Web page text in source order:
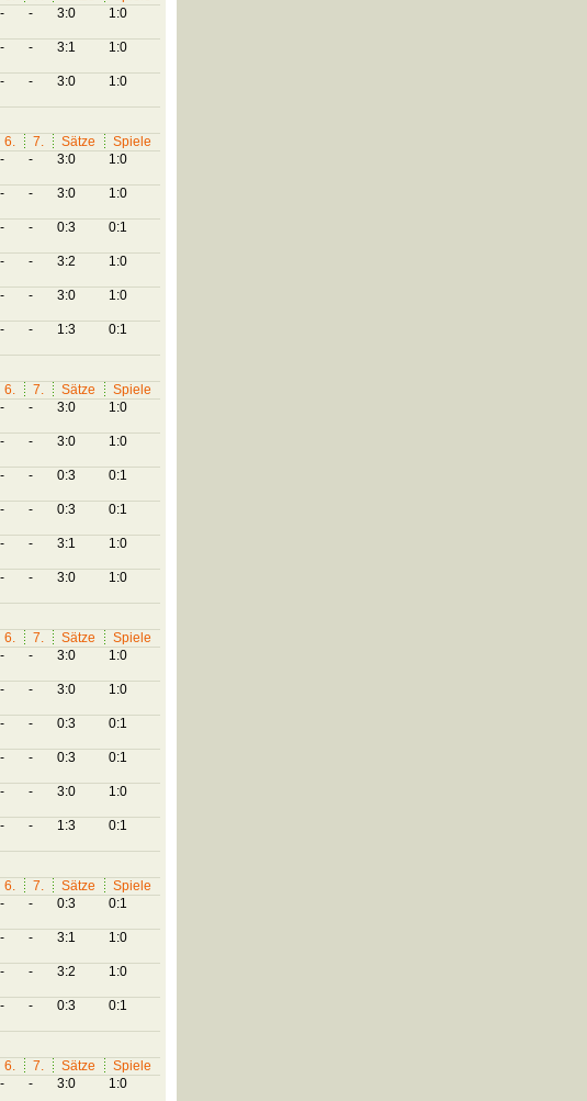
- - 3:0 1:0
- - 3:1 1:0
- - 3:0 1:0
6. 7. Sätze
Spiele
- - 3:0 1:0
- - 3:0 1:0
- - 0:3 0:1
- - 3:2 1:0
- - 3:0 1:0
- - 1:3 0:1
6. 7. Sätze
Spiele
- - 3:0 1:0
- - 3:0 1:0
- - 0:3 0:1
- - 0:3 0:1
- - 3:1 1:0
- - 3:0 1:0
6. 7. Sätze
Spiele
- - 3:0 1:0
- - 3:0 1:0
- - 0:3 0:1
- - 0:3 0:1
- - 3:0 1:0
- - 1:3 0:1
6. 7. Sätze
Spiele
- - 0:3 0:1
- - 3:1 1:0
- - 3:2 1:0
- - 0:3 0:1
6. 7. Sätze
Spiele
- - 3:0 1:0